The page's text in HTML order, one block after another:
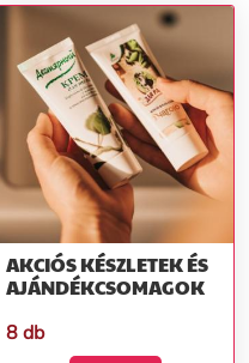
AKCIÓS KÉSZLETEK ÉS
AJÁNDÉKCSOMAGOK
8 db